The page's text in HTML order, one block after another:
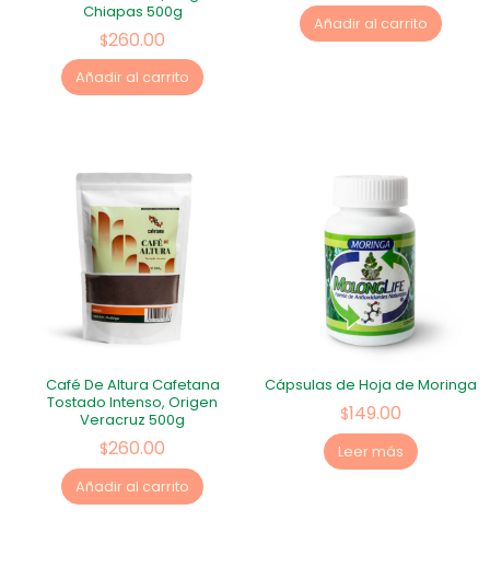
Chiapas 500g
$260.00
Añadir al carrito
Añadir al carrito
Café De Altura Cafetana
Tostado Intenso, Origen
Veracruz 500g
$260.00
Añadir al carrito
Cápsulas de Hoja de Moringa
$149.00
Leer más